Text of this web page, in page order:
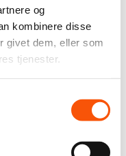
og
kombinere disse
givet dem, eller som
tjenester.